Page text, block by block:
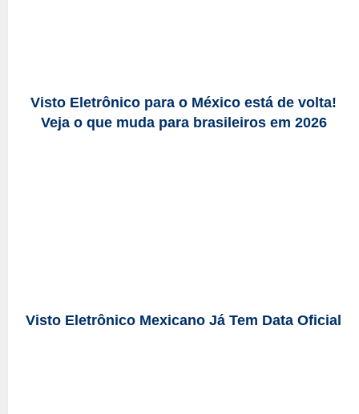
Visto Eletrônico para o México está de volta!
Veja o que muda para brasileiros em 2026
Visto Eletrônico Mexicano Já Tem Data Oficial